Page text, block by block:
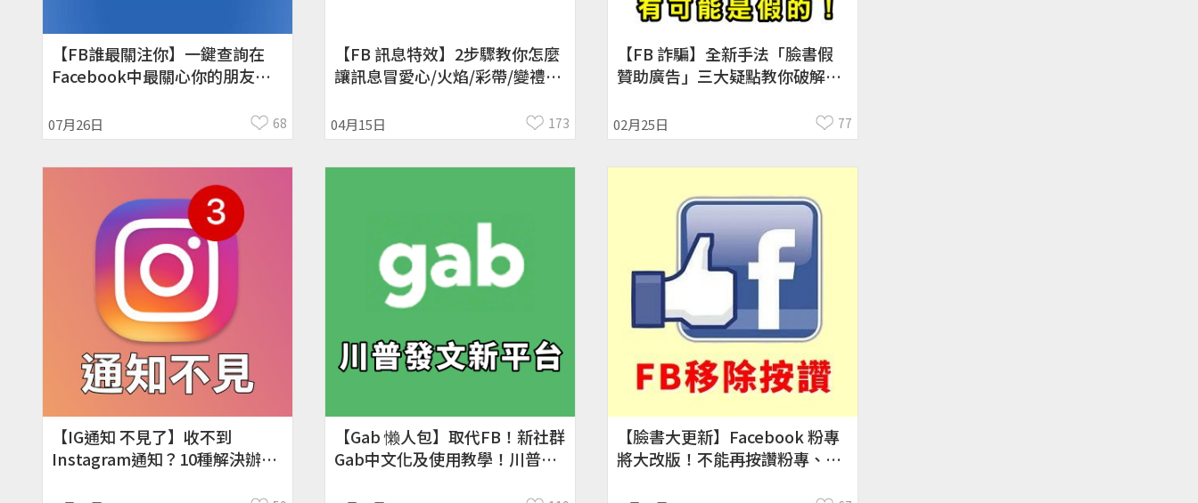
【FB誰最關注你】一鍵查詢在
Facebook中最關心你的朋友！
原始碼
07月26日 68
【FB 訊息特效】2步驟教你怎麼
讓訊息冒愛心/火焰/彩帶/變禮物
04月15日 173
【FB 詐騙】全新手法「臉書假
贊助廣告」三大疑點教你破解！
02月25日 77
【IG通知 不見了】收不到
Instagram通知？10種解決辦法
【Gab 懒人包】取代FB！新社群
Gab中文化及使用教學！川普新
【臉書大更新】Facebook 粉專
將大改版！不能再按讚粉專、新